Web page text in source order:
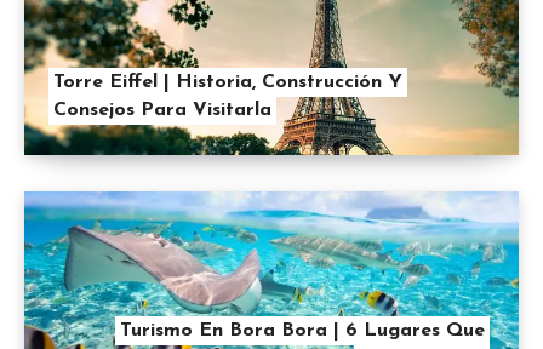
Torre Eiffel | Historia, Construcción Y
Consejos Para Visitarla
Turismo En Bora Bora | 6 Lugares Que